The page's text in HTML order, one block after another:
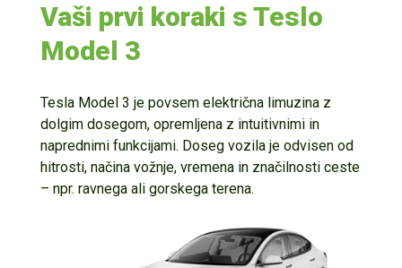
Vaši prvi koraki s Teslo
Model 3
Tesla Model 3 je povsem električna limuzina z
dolgim dosegom, opremljena z intuitivnimi in
naprednimi funkcijami. Doseg vozila je odvisen od
hitrosti, načina vožnje, vremena in značilnosti ceste
– npr. ravnega ali gorskega terena.